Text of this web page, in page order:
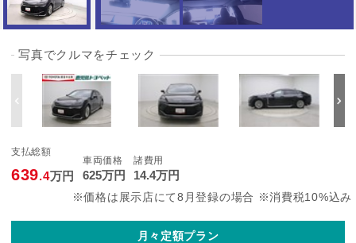
写真でクルマをチェック
支払総額
639.4万円
車両価格
625万円
諸費用
14.4万円
※価格は展示店にて8月登録の場合 ※消費税10%込み
月々定額プラン